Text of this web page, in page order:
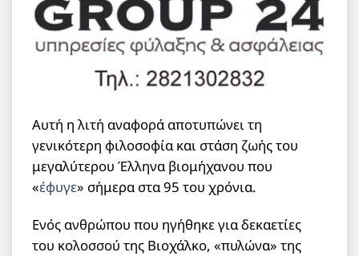
Αυτή η λιτή αναφορά αποτυπώνει τη
γενικότερη φιλοσοφία και στάση ζωής του
μεγαλύτερου Έλληνα βιομήχανου που
«έφυγε» σήμερα στα 95 του χρόνια.
Ενός ανθρώπου που ηγήθηκε για δεκαετίες
του κολοσσού της Βιοχάλκο, «πυλώνα» της